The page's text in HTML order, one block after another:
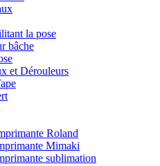
la pose
bâche
et Dérouleurs
Roland
Mimaki
sublimation